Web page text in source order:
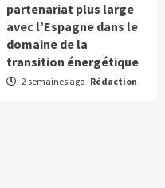
partenariat plus large
avec l’Espagne dans le
domaine de la
transition énergétique
2 semaines ago Rédaction